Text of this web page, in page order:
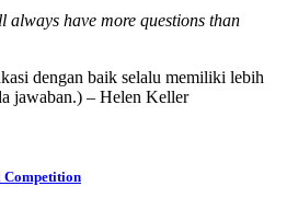
have more questions than
dengan baik selalu memiliki lebih
jawaban.) – Helen Keller
Competition